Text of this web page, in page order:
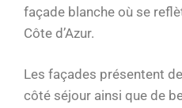
façade blanche où se
Côte d’Azur.
Les façades présentent
côté séjour ainsi que de